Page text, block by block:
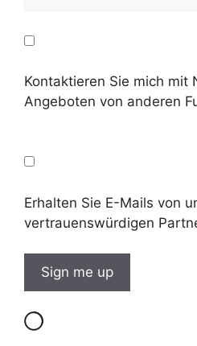
Kontaktieren Sie mich mit
Angeboten von anderen
Erhalten Sie E-Mails von
vertrauenswürdigen